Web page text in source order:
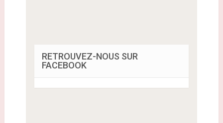
RETROUVEZ-NOUS SUR
FACEBOOK